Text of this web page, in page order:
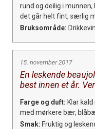
rund og deilig i
det går helt fint, særlig
Bruksområde:
15. november 2017
En leskende
best innen et år.
Farge og duft: Klar
med mørkere bær,
Smak: Fruktig og